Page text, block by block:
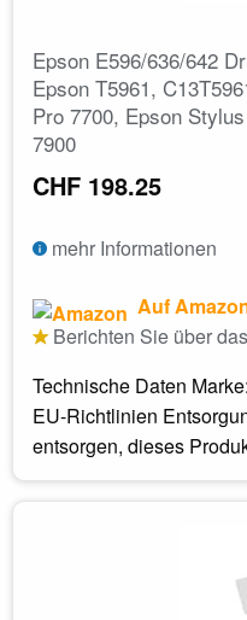
Epson E596/636/642
Epson T5961,
Pro 7700, Epson
7900
CHF 198.25
mehr Informationen
Auf
Berichten Sie über
Technische Daten
EU-Richtlinien
entsorgen, dieses